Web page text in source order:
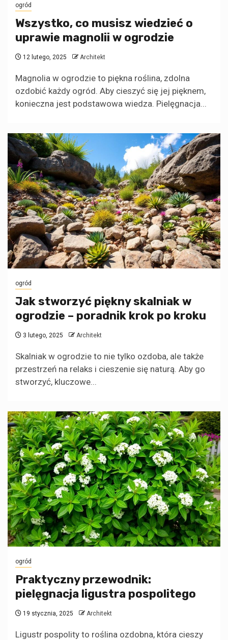
ogród
Wszystko, co musisz wiedzieć o
uprawie magnolii w ogrodzie
12 lutego, 2025 Architekt
Magnolia w ogrodzie to piękna roślina, zdolna
ozdobić każdy ogród. Aby cieszyć się jej pięknem,
konieczna jest podstawowa wiedza. Pielęgnacja...
ogród
Jak stworzyć piękny skalniak w
ogrodzie – poradnik krok po kroku
3 lutego, 2025 Architekt
Skalniak w ogrodzie to nie tylko ozdoba, ale także
przestrzeń na relaks i cieszenie się naturą. Aby go
stworzyć, kluczowe...
ogród
Praktyczny przewodnik:
pielęgnacja ligustra pospolitego
19 stycznia, 2025 Architekt
Ligustr pospolity to roślina ozdobna, która cieszy